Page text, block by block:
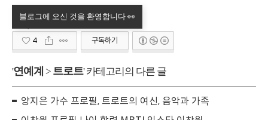
4 구독하기
'연예계 > 트로트' 카테고리의 다른 글
양지은 가수 프로필, 트로트의 여신, 음악과 가족